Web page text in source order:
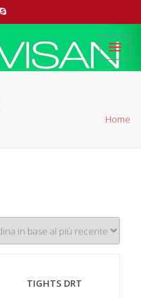
Home
TIGHTS DRT